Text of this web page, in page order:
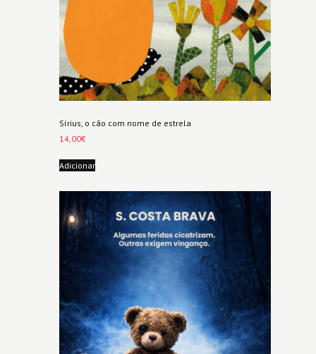
Sírius, o cão com nome de estrela
14,00€
Adicionar